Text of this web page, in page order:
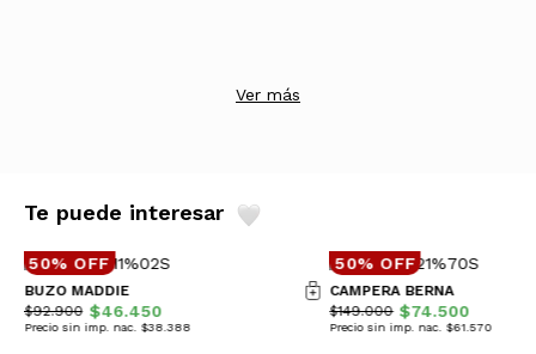
Ver más
Te puede interesar
50% OFF
BUZO MADDIE
$92.900 $46.450
Precio sin imp. nac. $38.388
50% OFF
CAMPERA BERNA
$149.000 $74.500
Precio sin imp. nac. $61.570